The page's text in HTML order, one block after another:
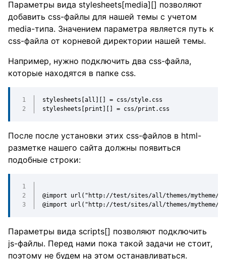
Параметры вида stylesheets[media][] позволяют
добавить css-файлы для нашей темы с учетом
media-типа. Значением параметра является путь к
css-файла от корневой директории нашей темы.
Например, нужно подключить два css-файла,
которые находятся в папке css.
stylesheets[all][] = css/style.css
stylesheets[print][] = css/print.css
После после установки этих css-файлов в html-
разметке нашего сайта должны появиться
подобные строки:
@import url("http://test/sites/all/themes/mytheme/
@import url("http://test/sites/all/themes/mytheme/
Параметры вида scripts[] позволяют подключить
js-файлы. Перед нами пока такой задачи не стоит,
поэтому не будем на этом останавливаться.